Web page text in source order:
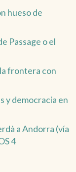
hueso de
Passage o el
frontera con
y democracia en
a Andorra (vía
4